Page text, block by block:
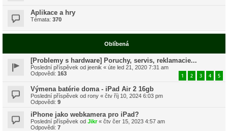
Aplikace a hry
Témata: 370
Oblíbená
[Problemy s hardware] Poruchy, servis, reklamacie...
Poslední příspěvek od jeenik « úte led 21, 2020 7:31 am
Odpovědi: 163 1 2 3 4 5
Výmena batérie doma - iPad Air 2 16gb
Poslední příspěvek od rony « čtv říj 10, 2024 6:03 pm
Odpovědi: 9
iPhone jako webkamera pro iPad?
Poslední příspěvek od Jikr« čtv čer 15, 2023 4:57 am
Odpovědi: 7